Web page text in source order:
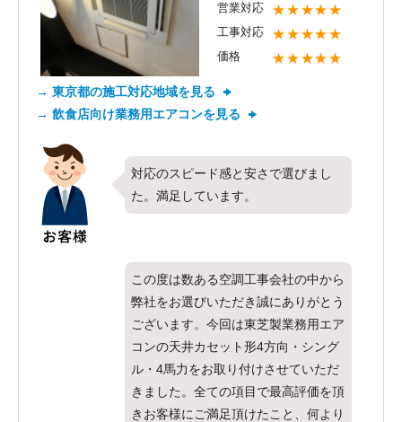
営業対応 ★★★★★
工事対応 ★★★★★
価格 ★★★★★
→ 東京都の施工対応地域を見る
→ 飲食店向け業務用エアコンを見る
対応のスピード感と安さで選びまし
た。満足しています。
この度は数ある空調工事会社の中から
弊社をお選びいただき誠にありがとう
ございます。今回は東芝製業務用エア
コンの天井カセット形4方向・シング
ル・4馬力をお取り付けさせていただ
きました。全ての項目で最高評価を頂
きお客様にご満足頂けたこと、何より